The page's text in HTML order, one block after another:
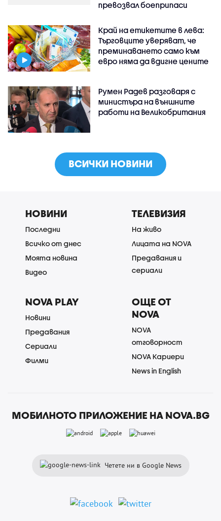
превозвал боеприпаси
Край на етикетите в лева:
Търговците уверяват, че
преминаването само към
евро няма да вдигне цените
Румен Радев разговаря с
министъра на външните
работи на Великобритания
ВСИЧКИ НОВИНИ
НОВИНИ
Последни
Всичко от днес
Моята новина
Видео
ТЕЛЕВИЗИЯ
На живо
Лицата на NOVA
Предавания и
сериали
NOVA PLAY
Новини
Предавания
Сериали
Филми
ОЩЕ ОТ
NOVA
NOVA
отговорност
NOVA Кариери
News in English
МОБИЛНОТО ПРИЛОЖЕНИЕ НА NOVA.BG
Четете ни в Google News